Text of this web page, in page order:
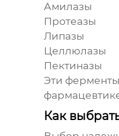
Амилазы
Протеазы
Липазы
Целлюлазы
Пектиназы
Эти ферменты
Как